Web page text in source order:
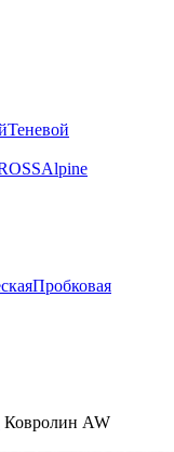
Теневой
Alpine
Пробковая
Ковролин AW